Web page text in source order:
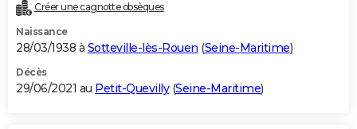
Créer une cagnotte obsèques
Naissance
28/03/1938 à Sotteville-lès-Rouen (Seine-Maritime)
Décès
29/06/2021 au Petit-Quevilly(Seine-Maritime)